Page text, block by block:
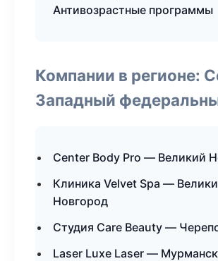
Антивозрастные программы
Компании в регионе:
Западный
Center Body Pro — Великий
Клиника Velvet Spa —
Новгород
Студия Care Beauty —
Laser Luxe Laser — Мурманск